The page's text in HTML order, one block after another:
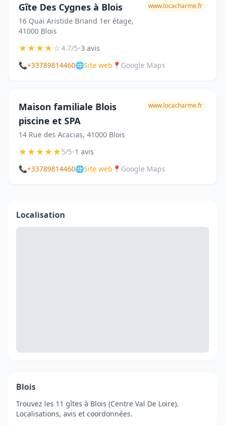
Gîte Des Cygnes à Blois
16 Quai Aristide Briand 1er étage,
41000 Blois
www.locacharme.fr
★★★★☆4.7/5•3 avis
📞+33789814460🌐Site web 📍 Google Maps
Maison familiale Blois
piscine et SPA
14 Rue des Acacias, 41000 Blois
www.locacharme.fr
★★★★★5/5•1 avis
📞+33789814460🌐Site web 📍 Google Maps
Localisation
Blois
Trouvez les 11 gîtes à Blois (Centre Val De Loire).
Localisations, avis et coordonnées.